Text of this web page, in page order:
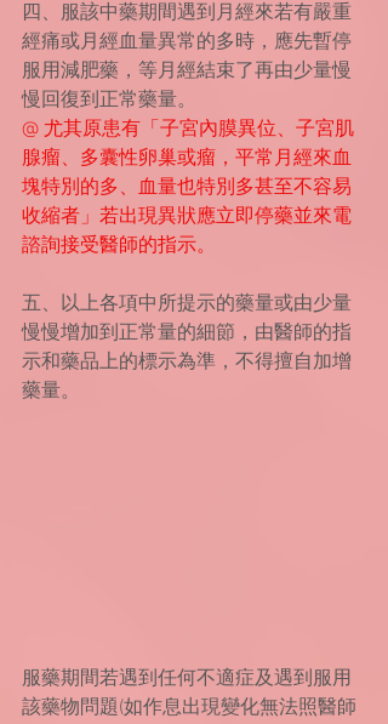
四、服該中藥期間遇到月經來若有嚴重
經痛或月經血量異常的多時，應先暫停
服用減肥藥，等月經結束了再由少量慢
慢回復到正常藥量。
@ 尤其原患有「子宮內膜異位、子宮肌
腺瘤、多囊性卵巢或瘤，平常月經來血
塊特別的多、血量也特別多甚至不容易
收縮者」若出現異狀應立即停藥並來電
諮詢接受醫師的指示。
五、以上各項中所提示的藥量或由少量
慢慢增加到正常量的細節，由醫師的指
示和藥品上的標示為準，不得擅自加增
藥量。
服藥期間若遇到任何不適症及遇到服用
該藥物問題(如作息出現變化無法照醫師